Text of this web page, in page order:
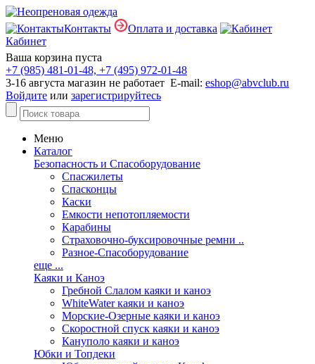
Контакты
Оплата и доставка
Кабинет
Ваша корзина пуста
+7 (985) 481-01-48, +7 (495) 972-01-48
3-16 августа магазин не работает E-mail: eshop@abvclub.ru
Войдите или зарегистрируйтесь
Меню
Каталог
Безопасность и Спасоборудование
Спасжилеты
Спасконцы
Каски
Емкости непотопляемости
Карабины
Страховочно-буксировочные ремни ..
Разное-Спасоборудование
еще ...
Каяки и Каноэ
Гребной Слалом каяки и каноэ
WhiteWater каяки и каноэ
Морские-Озерные каяки и каноэ
Скоростной спуск каяки и каноэ
Кануполо каяки и каноэ
Юбки и Топдеки